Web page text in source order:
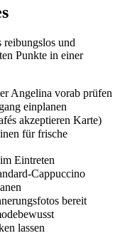
reibungslos und
Punkte in einer
Angelina vorab prüfen
einplanen
akzeptieren Karte)
für frische
Eintreten
Cappuccino
bereit
lassen